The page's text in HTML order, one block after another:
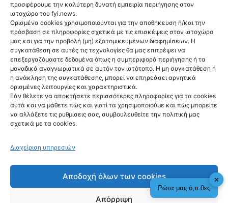
προσφέρουμε την καλύτερη δυνατή εμπειρία περιήγησης στον
ιστοχώρο του fyi.news.
Ορισμένα cookies χρησιμοποιούνται για την αποθήκευση ή/και την
πρόσβαση σε πληροφορίες σχετικά με τις επισκέψεις στον ιστοχώρο
μας και για την προβολή (μη) εξατομικευμένων διαφημίσεων. Η
συγκατάθεση σε αυτές τις τεχνολογίες θα μας επιτρέψει να
επεξεργαζόμαστε δεδομένα όπως η συμπεριφορά περιήγησης ή τα
μοναδικά αναγνωριστικά σε αυτόν τον ιστότοπο. Η μη συγκατάθεση ή
η ανάκληση της συγκατάθεσης, μπορεί να επηρεάσει αρνητικά
ορισμένες λειτουργίες και χαρακτηριστικά.
Εάν θέλετε να αποκτήσετε περισσότερες πληροφορίες για τα cookies
αυτά και να μάθετε πώς και γιατί τα χρησιμοποιούμε και πώς μπορείτε
να αλλάξετε τις ρυθμίσεις σας, συμβουλευθείτε την πολιτική μας
σχετικά με τα cookies.
Διαχείριση υπηρεσιών
Αποδοχή όλων των cookies
Απόρριψη
Ακολούθησέ μας
Newsletter
✕
Ρώτα μας ό,τι θες